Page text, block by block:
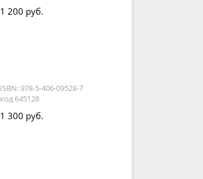
1 200 руб.
ISBN: 978-5-406-09528-7
код 645128
1 300 руб.